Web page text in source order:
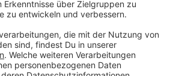
und stimmen Sie der
Service zu, um dieses
anzusehen.
Informationen
Zwillinge und seinen Stamm